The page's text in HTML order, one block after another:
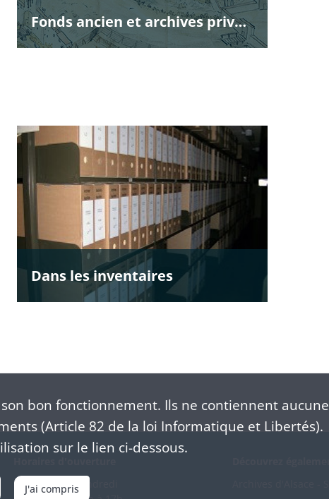
Fonds ancien et archives privées
Dans les inventaires
Du mardi au vendredi
bon fonctionnement. Ils ne contiennent aucune
(Article 82 de la loi Informatique et Libertés).
sur le lien ci-dessous.
J'ai compris